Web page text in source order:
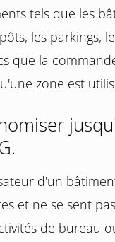
tels que les
les parkings,
que la
zone est
d'un
et ne se sent
de bureau